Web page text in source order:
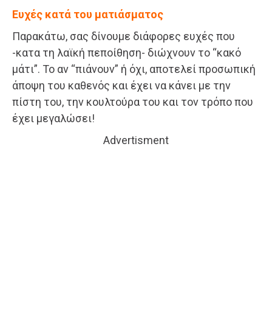
Ευχές κατά του ματιάσματος
Παρακάτω, σας δίνουμε διάφορες ευχές που
-κατα τη λαϊκή πεποίθηση- διώχνουν το “κακό
μάτι”. Το αν “πιάνουν” ή όχι, αποτελεί προσωπική
άποψη του καθενός και έχει να κάνει με την
πίστη του, την κουλτούρα του και τον τρόπο που
έχει μεγαλώσει!
Advertisment